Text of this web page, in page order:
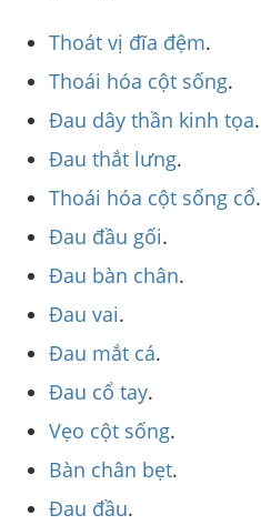
Thoát vị đĩa đệm.
Thoái hóa cột sống.
Đau dây thần kinh tọa.
Đau thắt lưng.
Thoái hóa cột sống cổ.
Đau đầu gối.
Đau bàn chân.
Đau vai.
Đau mắt cá.
Đau cổ tay.
Vẹo cột sống.
Bàn chân bẹt.
Đau đầu.